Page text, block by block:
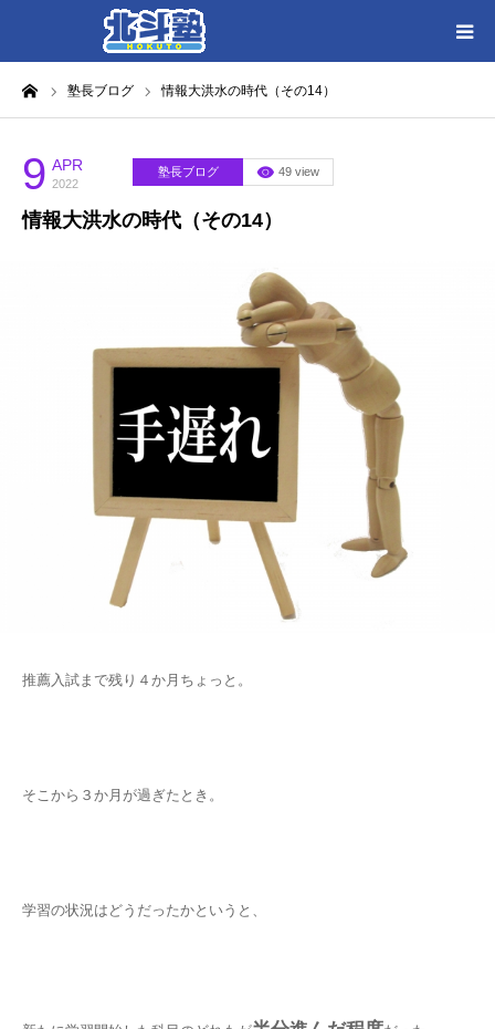
塾長ブログ 情報大洪水の時代（その14）
9 APR
2022
塾長ブログ 49 view
情報大洪水の時代（その14）
推薦入試まで残り４か月ちょっと。
そこから３か月が過ぎたとき。
学習の状況はどうだったかというと、
HOME
各教室別に記事を見る
北斗塾／教室一覧